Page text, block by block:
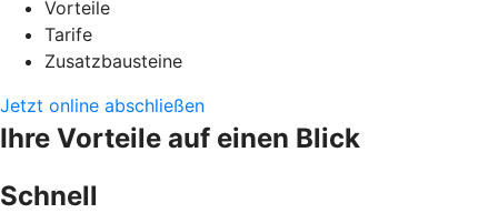
Vorteile
Tarife
Zusatzbausteine
Jetzt online abschließen
Ihre Vorteile auf einen Blick
Schnell